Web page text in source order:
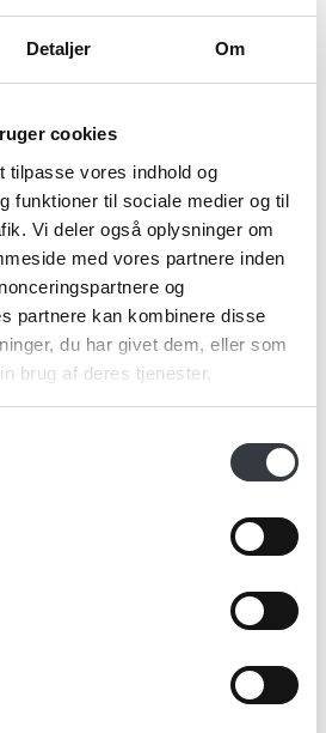
Detaljer Om
cookies
tilpasse vores indhold og
funktioner til sociale medier og til
Vi deler også oplysninger om
med vores partnere inden
og
partnere kan kombinere disse
du har givet dem, eller som
brug af deres tjenester.
have læst TE & KAFFE